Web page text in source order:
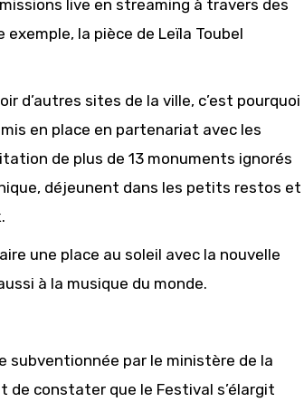
live en streaming à travers des
la pièce de Leïla Toubel
d’autres sites de la ville, c’est pourquoi
en place en partenariat avec les
de plus de 13 monuments ignorés
déjeunent dans les petits restos et
une place au soleil avec la nouvelle
à la musique du monde.
subventionnée par le ministère de la
constater que le Festival s’élargit